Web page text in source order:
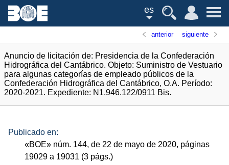
es
anterior siguiente
Anuncio de licitación de: Presidencia de la Confederación
Hidrográfica del Cantábrico. Objeto: Suministro de Vestuario
para algunas categorías de empleado públicos de la
Confederación Hidrográfica del Cantábrico, O.A. Período:
2020-2021. Expediente: N1.946.122/0911 Bis.
Publicado en:
«BOE» núm. 144, de 22 de mayo de 2020, páginas
19029 a 19031 (3 págs.)